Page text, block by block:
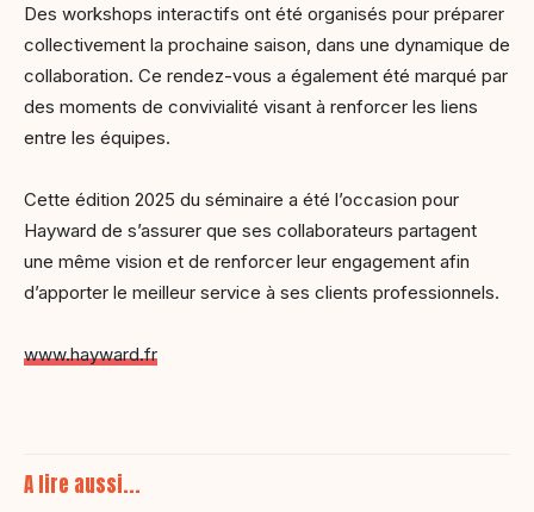
Des workshops interactifs ont été organisés pour préparer
collectivement la prochaine saison, dans une dynamique de
collaboration. Ce rendez-vous a également été marqué par
des moments de convivialité visant à renforcer les liens
entre les équipes.
Cette édition 2025 du séminaire a été l’occasion pour
Hayward de s’assurer que ses collaborateurs partagent
une même vision et de renforcer leur engagement afin
d’apporter le meilleur service à ses clients professionnels.
www.hayward.fr
A lire aussi...